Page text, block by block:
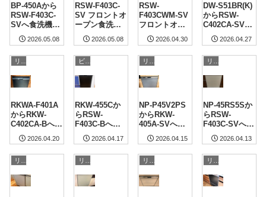
BP-450Aから
RSW-F403C-
SVへ食洗機交
換｜千葉県千
葉市緑区 施工
2026.05.08
RSW-F403C-
SV フロントオ
ープン食洗機
新規設置｜神
奈川県相模原
2026.05.08
RSW-
F403CWM-SV
フロントオー
プン食洗機新
規設置｜青梅
2026.04.30
DW-S51BR(K)
からRSW-
C402CA-SVへ
食洗機交換｜
神奈川県大和
2026.04.27
RKWA-F401A
からRKW-
C402CA-Bへ食
洗機交換｜東
京都世田谷区
施工事例
2026.04.20
RKW-455Cか
らRSW-
F403C-Bへ食
洗機交換｜栃
木県河内郡 施
工事例
2026.04.17
NP-P45V2PS
からRKW-
405A-SVへ食
洗機交換｜東
京都世田谷区
施工事例
2026.04.15
NP-45RS5Sか
らRSW-
F403C-SVへ食
洗機交換｜千
葉市美浜区 施
工事例
2026.04.13